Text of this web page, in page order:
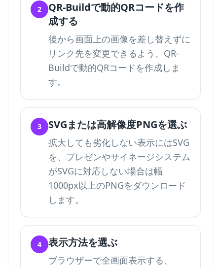
2
QR-Buildで動的QRコードを作
成する
後から画面上の画像を差し替えずに
リンク先を変更できるよう、QR-
Buildで動的QRコードを作成しま
す。
3 SVGまたは高解像度PNGを選ぶ
拡大しても劣化しない表示にはSVG
を、プレゼンやサイネージシステム
がSVGに対応しない場合は幅
1000px以上のPNGをダウンロード
します。
4 表示方法を選ぶ
ブラウザーで全画面表示する、